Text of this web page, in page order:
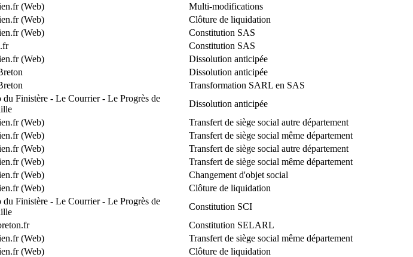
(Web)
Multi-modifications
(Web)
Clôture de liquidation
(Web)
Constitution SAS
Constitution SAS
(Web)
Dissolution anticipée
Dissolution anticipée
Transformation SARL en SAS
Finistère - Le Courrier - Le Progrès de
Dissolution anticipée
(Web)
Transfert de siège social autre département
(Web)
Transfert de siège social même département
(Web)
Transfert de siège social autre département
(Web)
Transfert de siège social même département
(Web)
Changement d'objet social
(Web)
Clôture de liquidation
Finistère - Le Courrier - Le Progrès de
Constitution SCI
Constitution SELARL
(Web)
Transfert de siège social même département
(Web)
Clôture de liquidation